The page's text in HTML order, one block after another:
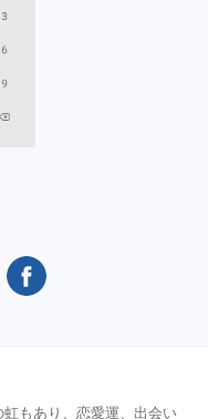
もあり、恋愛運、出会い